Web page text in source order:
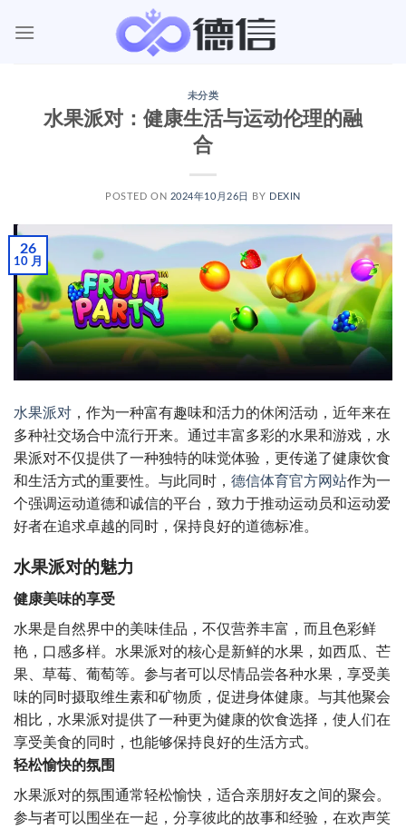
未分类
水果派对：健康生活与运动伦理的融
合
POSTED ON 2024年10月26日 BY DEXIN
26
10 月
水果派对 ，作为一种富有趣味和活力的休闲活动，近年来在
多种社交场合中流行开来。通过丰富多彩的水果和游戏，水
果派对不仅提供了一种独特的味觉体验，更传递了健康饮食
和生活方式的重要性。与此同时， 德信体育官方网站作为一
个强调运动道德和诚信的平台，致力于推动运动员和运动爱
好者在追求卓越的同时，保持良好的道德标准。
水果派对的魅力
健康美味的享受
水果是自然界中的美味佳品，不仅营养丰富，而且色彩鲜
艳，口感多样。水果派对的核心是新鲜的水果，如西瓜、芒
果、草莓、葡萄等。参与者可以尽情品尝各种水果，享受美
味的同时摄取维生素和矿物质，促进身体健康。与其他聚会
相比，水果派对提供了一种更为健康的饮食选择，使人们在
享受美食的同时，也能够保持良好的生活方式。
轻松愉快的氛围
水果派对的氛围通常轻松愉快，适合亲朋好友之间的聚会。
参与者可以围坐在一起，分享彼此的故事和经验，在欢声笑